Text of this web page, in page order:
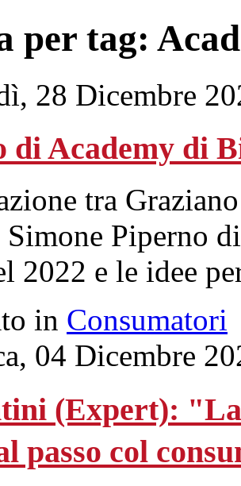
per tag:
28 Dicembre
di Academy di
tra
Simone Piperno
2022 e le idee
in Consumatori
04 Dicembre
(Expert): "La
passo col